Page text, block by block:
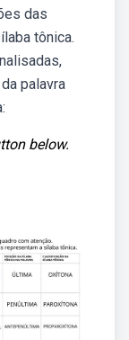
das
tônica.
palavra
below.